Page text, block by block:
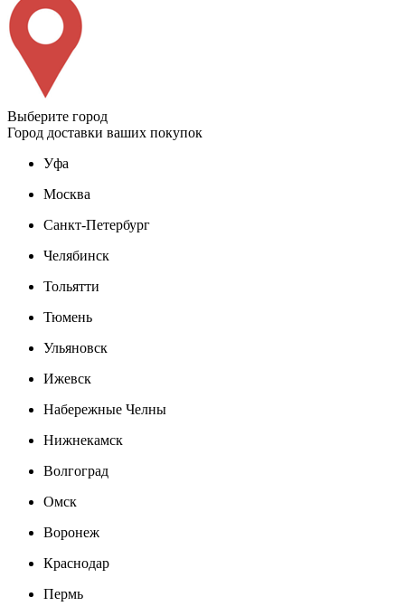
Выберите город
Город доставки ваших покупок
Уфа
Москва
Санкт-Петербург
Челябинск
Тольятти
Тюмень
Ульяновск
Ижевск
Набережные Челны
Нижнекамск
Волгоград
Омск
Воронеж
Краснодар
Пермь